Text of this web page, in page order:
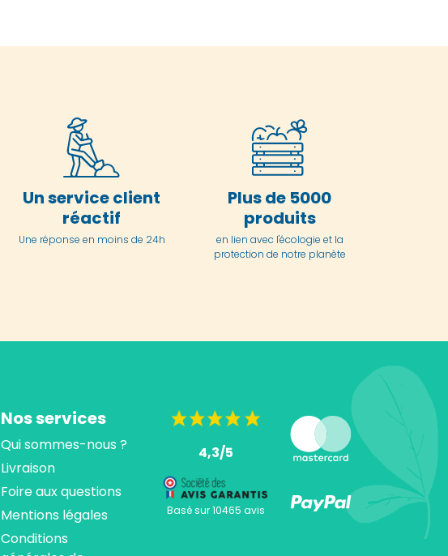
Un service client
réactif
Une réponse en moins de 24h
Plus de 5000
produits
en lien avec l'écologie et la
protection de notre planète
Nos services
Qui sommes-nous ?
Livraison
Foire aux questions
Mentions légales
Conditions
4,3/5
Basé sur 10465 avis